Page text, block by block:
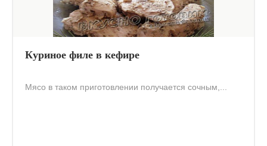
Куриное филе в кефире
Мясо в таком приготовлении получается сочным,...